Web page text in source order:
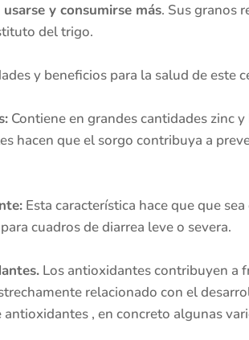
y consumirse más. Sus granos
del trigo.
y beneficios para la salud de este
Contiene en grandes cantidades zinc
hacen que el sorgo contribuya a
Esta característica hace que que
cuadros de diarrea leve o severa.
Los antioxidantes contribuyen a
relacionado con el
, en concreto algunas